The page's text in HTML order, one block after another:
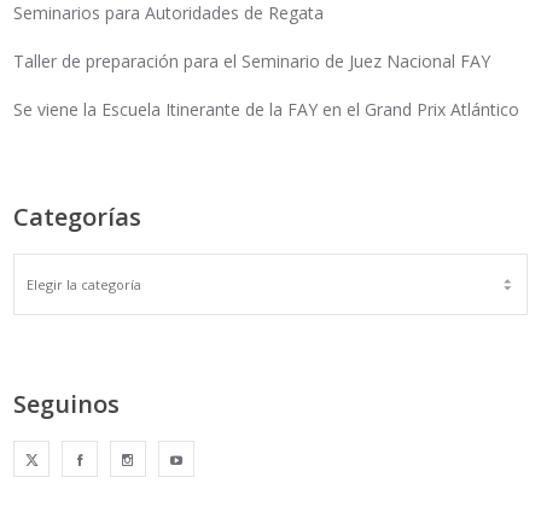
Seminarios para Autoridades de Regata
Taller de preparación para el Seminario de Juez Nacional FAY
Se viene la Escuela Itinerante de la FAY en el Grand Prix Atlántico
Categorías
Seguinos